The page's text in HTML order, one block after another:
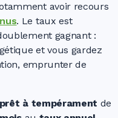
avoir recours
. Le taux est
gagnant :
et vous gardez
emprunter de
prêt à tempérament de